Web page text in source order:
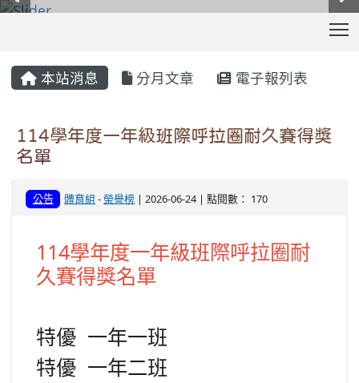
本站消息 分月文章 電子報列表
114學年度一年級班際呼拉圈耐久賽得獎
名單
公告 體育組 -榮譽榜 | 2026-06-24 | 點閱數： 170
114學年度一年級班際呼拉圈耐
久賽得獎名單
特優 一年一班
特優 一年二班